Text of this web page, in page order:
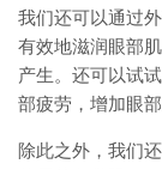
我们还可以通过
有效地滋润眼部
产生。还可以试
部疲劳，增加眼
除此之外，我们